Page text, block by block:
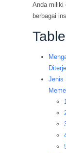
Anda miliki
berbagai
Jenis